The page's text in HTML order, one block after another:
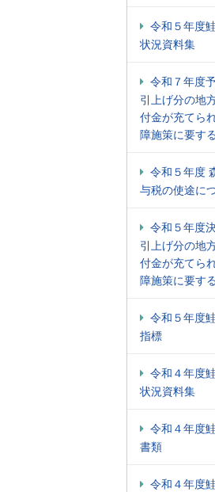
令和５年度
状況資料集
令和７年度
引上げ分の地
付金が充てら
障施策に要す
令和５年度
与税の使途に
令和５年度
引上げ分の地
付金が充てら
障施策に要す
令和５年度
指標
令和４年度
状況資料集
令和４年度
書類
令和４年度